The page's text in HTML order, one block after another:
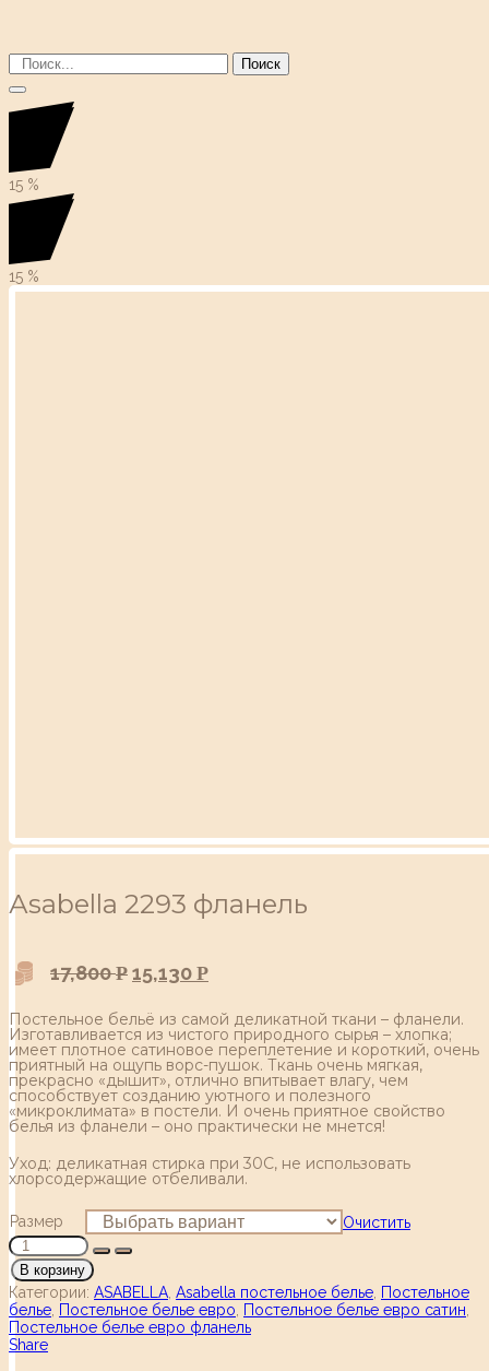
Поиск
15 %
15 %
Аsabella 2293 фланель
17,800Р 15,130 Р
Постельное бельё из самой деликатной ткани – фланели.
Изготавливается из чистого природного сырья – хлопка;
имеет плотное сатиновое переплетение и короткий, очень
приятный на ощупь ворс-пушок. Ткань очень мягкая,
прекрасно «дышит», отлично впитывает влагу, чем
способствует созданию уютного и полезного
«микроклимата» в постели. И очень приятное свойство
белья из фланели – оно практически не мнется!
Уход: деликатная стирка при 30С, не использовать
хлорсодержащие отбеливали.
Размер Очистить
В корзину
Категории: ASABELLA Asabella постельное белье Постельное
белье Постельное белье евро Постельное белье евро сатин
Постельное белье евро фланель
Share